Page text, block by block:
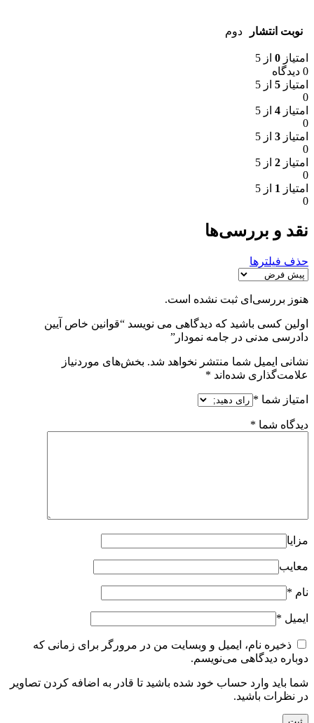
نوبت انتشار دوم
امتیاز 0 از 5
0 دیدگاه
امتیاز 5 از 5
0
امتیاز 4 از 5
0
امتیاز 3 از 5
0
امتیاز 2 از 5
0
امتیاز 1 از 5
0
نقد و بررسی‌ها
حذف فیلترها
هنوز بررسی‌ای ثبت نشده است.
اولین کسی باشید که دیدگاهی می نویسد “قوانین خاص آیین
دادرسی مدنی در جامه نمودار”
نشانی ایمیل شما منتشر نخواهد شد. بخش‌های موردنیاز
علامت‌گذاری شده‌اند *
امتیاز شما *
دیدگاه شما *
مزایا
معایب
نام *
ایمیل *
ذخیره نام، ایمیل و وبسایت من در مرورگر برای زمانی که
دوباره دیدگاهی می‌نویسم.
شما باید وارد حساب خود شده باشید تا قادر به اضافه کردن تصاویر
در نظرات باشید.